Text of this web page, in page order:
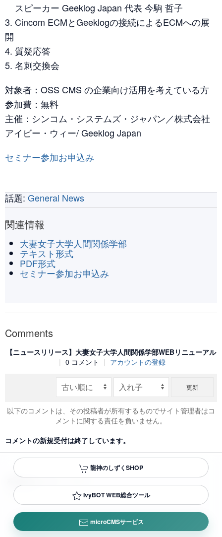
スピーカー Geeklog Japan 代表 今駒 哲子
3. Cincom ECMとGeeklogの接続によるECMへの展
開
4. 質疑応答
5. 名刺交換会
対象者：OSS CMS の企業向け活用を考えている方
参加費：無料
主催：シンコム・システムズ・ジャパン／株式会社
アイビー・ウィー/ Geeklog Japan
セミナー参加お申込み
話題: General News
関連情報
大妻女子大学人間関係学部
テキスト形式
PDF形式
セミナー参加お申込み
Comments
【ニュースリリース】大妻女子大学人間関係学部WEBリニューアル
| 0 コメント | アカウントの登録
更新
以下のコメントは、その投稿者が所有するものでサイト管理者はコ
メントに関する責任を負いません。
コメントの新規受付は終了しています。
株式会社アイビー・ウィー
IVY WE CO.,LTD.
プライバシーポリシー 会社概要/お問い合わせ
龍神のしずくSHOP
IvyBOT WEB総合ツール
microCMSサービス